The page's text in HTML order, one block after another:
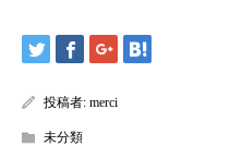
投稿者: merci
未分類